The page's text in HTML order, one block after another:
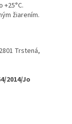
žiarením.
Trstená,
2014/Jo